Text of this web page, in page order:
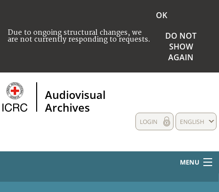
Due to ongoing structural changes, we
are not currently responding to requests.
OK
DO NOT
SHOW
AGAIN
Audiovisual
Archives
ENGLISH
LOGIN
MENU
HOME